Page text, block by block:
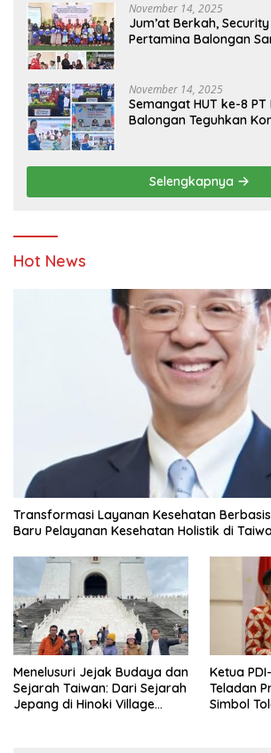
November 14, 2025
Jum’at Berkah,
Pertamina Balongan
November 14, 2025
Semangat HUT ke-8 PT
Balongan Teguhkan
Pendidikan
Selengkapnya
Hot News
Transformasi Layanan Kesehatan
Baru Pelayanan Kesehatan Holistik di
Menelusuri Jejak Budaya dan
Sejarah Taiwan: Dari Sejarah
Jepang di Hinoki Village
Ketua
Teladan
Simbol